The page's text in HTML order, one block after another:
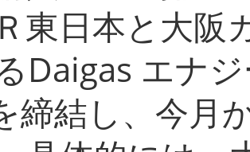
東日本と大阪
Daigas エナ
締結し、今月